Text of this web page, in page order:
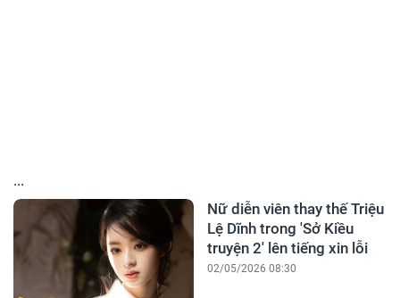
...
Nữ diễn viên thay thế Triệu
Lệ Dĩnh trong 'Sở Kiều
truyện 2' lên tiếng xin lỗi
02/05/2026 08:30